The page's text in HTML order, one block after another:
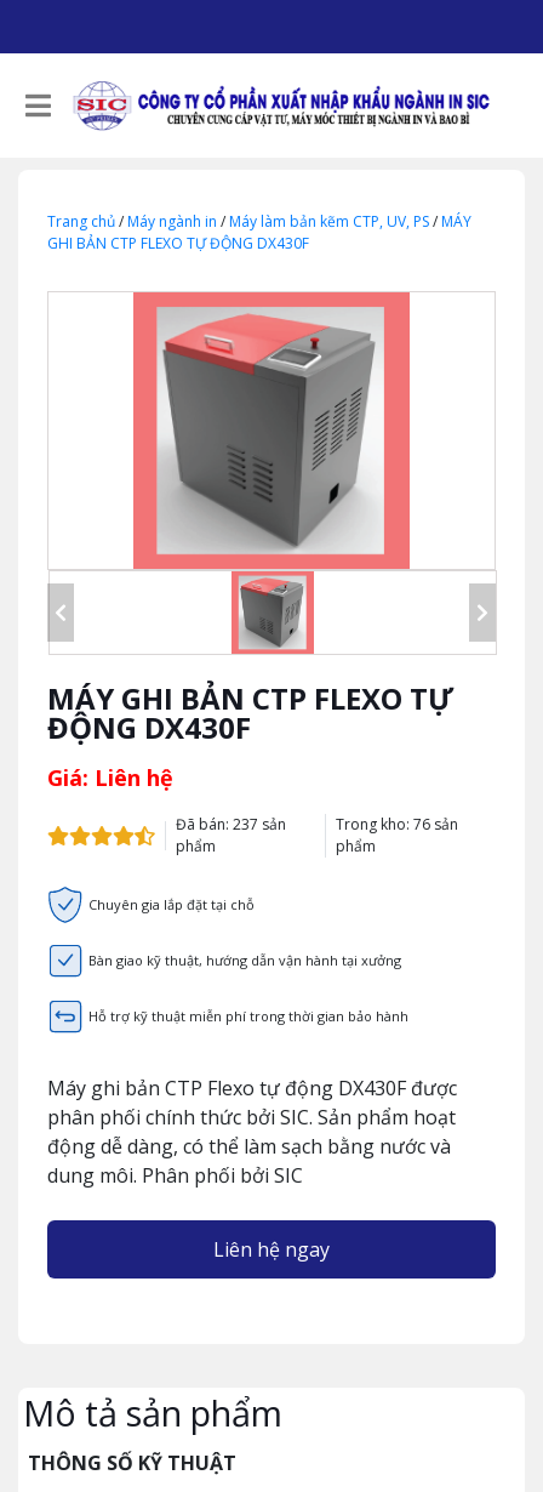
Trang chủ/Máy ngành in /Máy làm bản kẽm CTP, UV, PS/MÁY
GHI BẢN CTP FLEXO TỰ ĐỘNG DX430F
MÁY GHI BẢN CTP FLEXO TỰ
ĐỘNG DX430F
Giá: Liên hệ
Đã bán: 237 sản
phẩm
Trong kho: 76 sản
phẩm
Chuyên gia lắp đặt tại chỗ
Bàn giao kỹ thuật, hướng dẫn vận hành tại xưởng
Hỗ trợ kỹ thuật miễn phí trong thời gian bảo hành
Máy ghi bản CTP Flexo tự động DX430F được
phân phối chính thức bởi SIC. Sản phẩm hoạt
động dễ dàng, có thể làm sạch bằng nước và
dung môi. Phân phối bởi SIC
Liên hệ ngay
Mô tả sản phẩm
THÔNG SỐ KỸ THUẬT